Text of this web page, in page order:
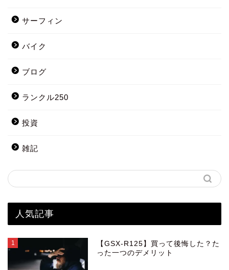
サーフィン
バイク
ブログ
ランクル250
投資
雑記
人気記事
1
【GSX-R125】買って後悔した？た
った一つのデメリット